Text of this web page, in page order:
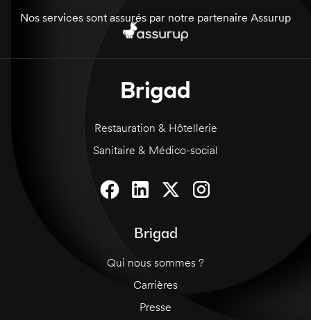
Nos services sont assurés par notre partenaire Assurup
Restauration & Hôtellerie
Sanitaire & Médico-social
Brigad
Qui nous sommes ?
Carrières
Presse